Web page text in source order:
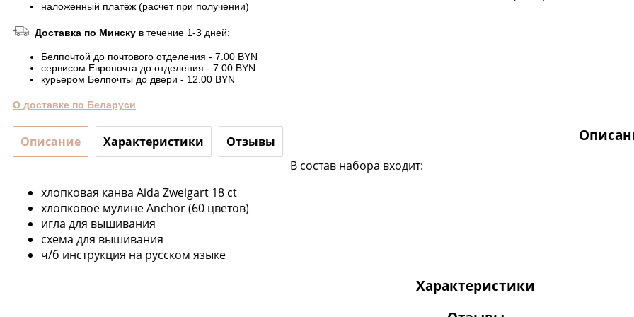
наложенный платёж (расчет при получении)
Доставка по Минску в течение 1-3 дней:
Белпочтой до почтового отделения - 7.00 BYN
сервисом Европочта до отделения - 7.00 BYN
курьером Белпочты до двери - 12.00 BYN
О доставке по Беларуси
Описание Характеристики Отзывы
В состав набора входит:
хлопковая канва Aida Zweigart 18 ct
хлопковое мулине Anchor (60 цветов)
игла для вышивания
схема для вышивания
ч/б инструкция на русском языке
Характеристики